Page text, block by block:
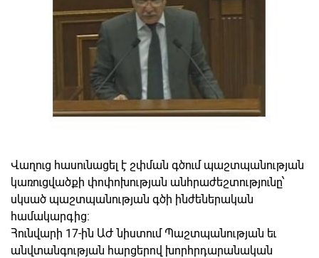
Վաղուց հասունացել է շփման գծում պաշտպանության
կառուցվածքի փոփոխության անհրաժեշտությունը՝
սկսած պաշտպանության գծի ինժեներական
համակարգից:
Հունվարի 17-ին ԱԺ նիստում Պաշտպանության եւ
անվտանգության հարցերով խորհրդարանական